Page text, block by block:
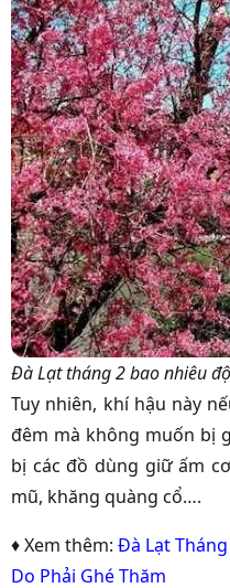
Đà Lạt tháng 2 bao nhiêu
Tuy nhiên, khí hậu này
đêm mà không muốn bị
bị các đồ dùng giữ ấm
mũ, khăng quàng cổ….
♦ Xem thêm: Đà Lạt Tháng
Do Phải Ghé Thăm